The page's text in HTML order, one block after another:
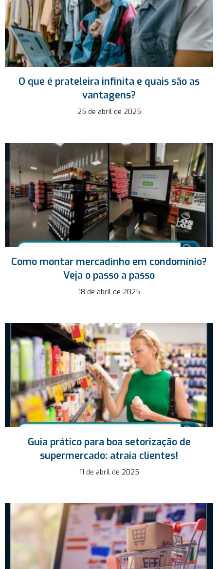
O que é prateleira infinita e quais são as
vantagens?
25 de abril de 2025
Como montar mercadinho em condomínio?
Veja o passo a passo
18 de abril de 2025
Guia prático para boa setorização de
supermercado: atraia clientes!
11 de abril de 2025